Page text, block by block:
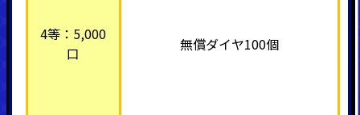
4等：5,000
口
無償ダイヤ100個